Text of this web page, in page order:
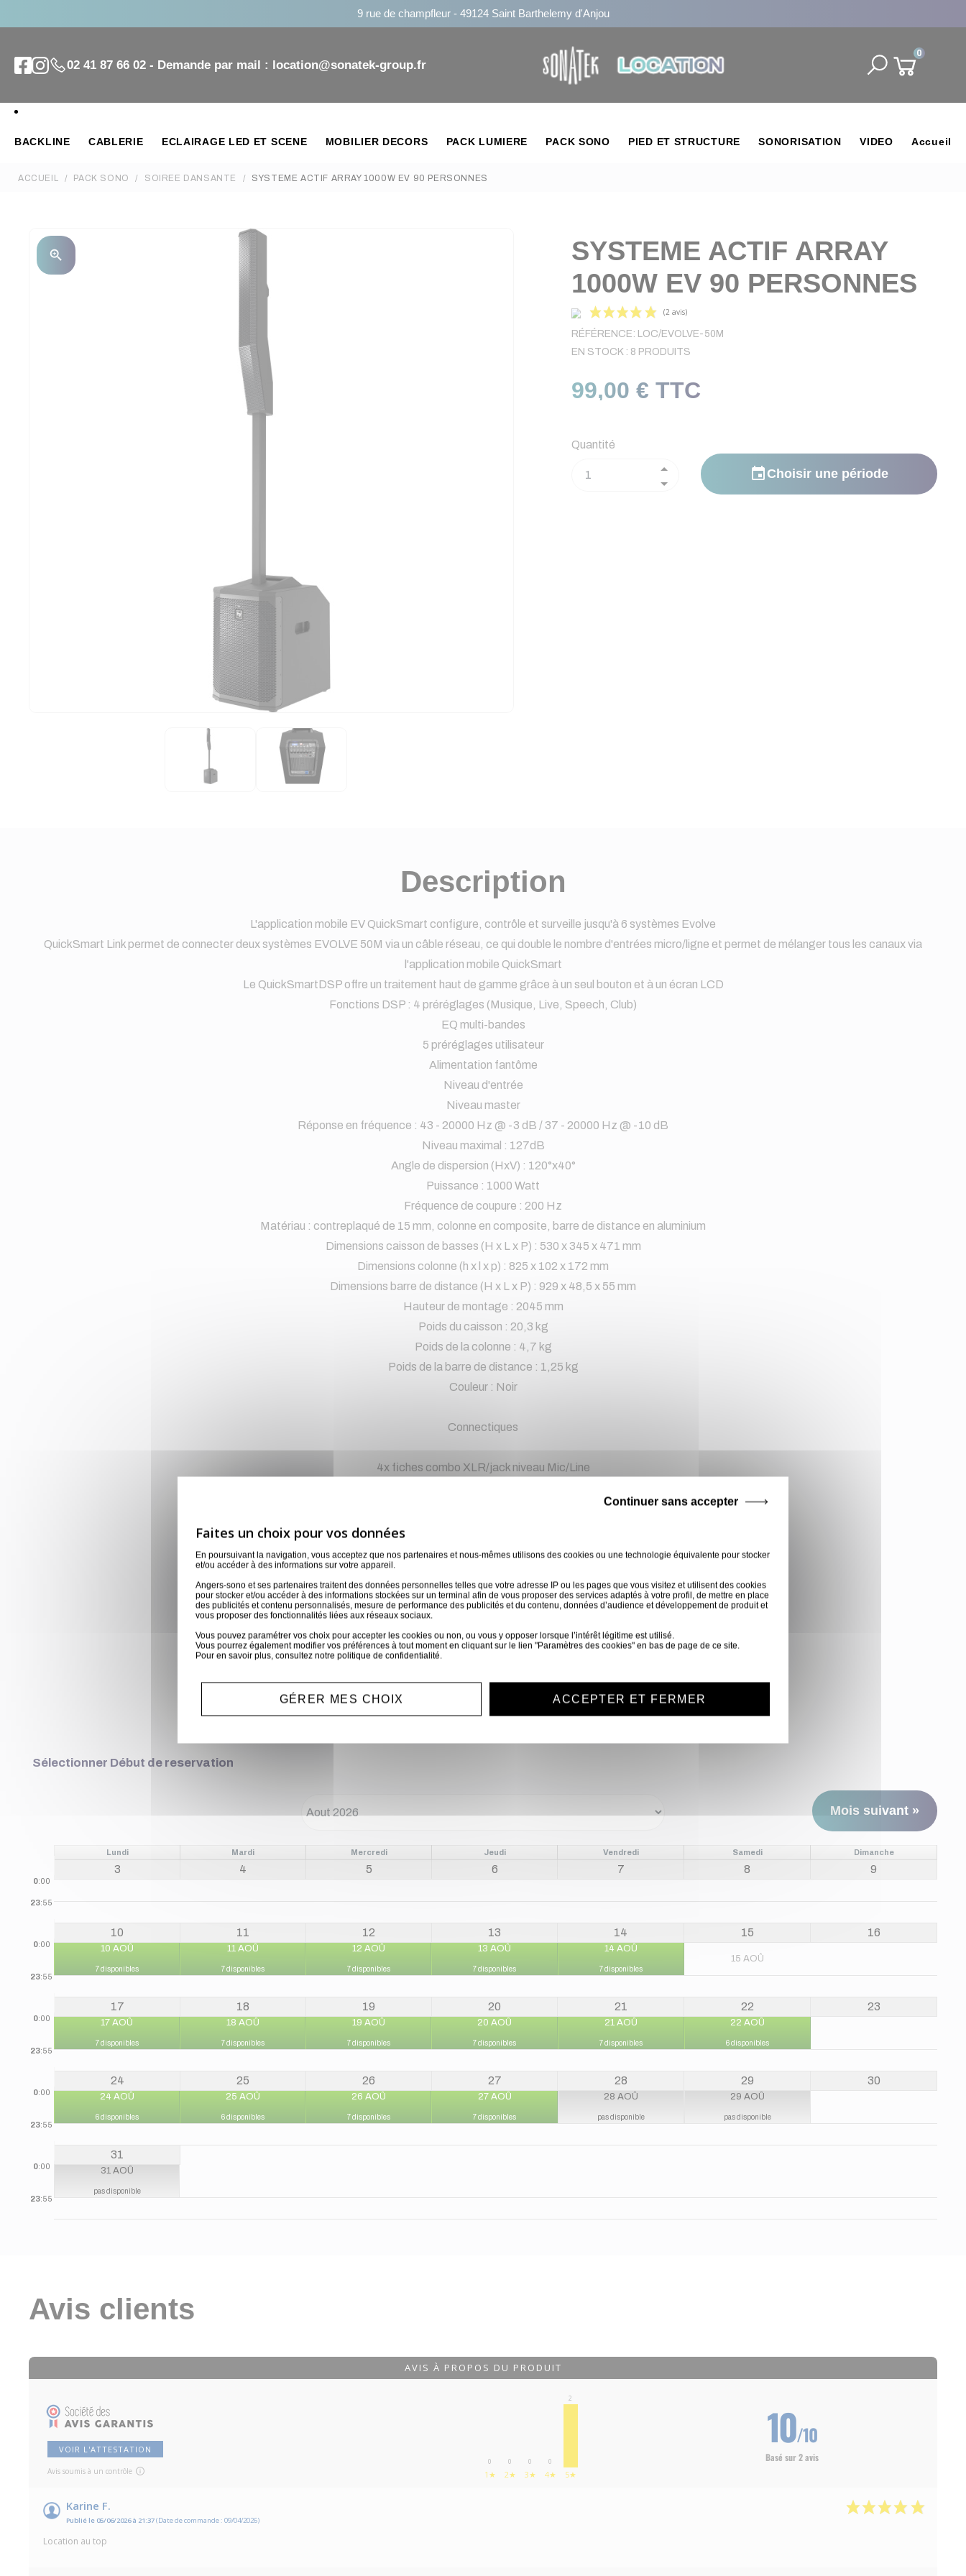
9 rue de champfleur - 49124 Saint Barthelemy d'Anjou
02 41 87 66 02 - Demande par mail : location@sonatek-group.fr
0
BACKLINE CABLERIE ECLAIRAGE LED ET SCENE MOBILIER DECORS PACK LUMIERE PACK SONO PIED ET STRUCTURE SONORISATION VIDEO Accueil
ACCUEIL PACK SONO SOIREE DANSANTE SYSTEME ACTIF ARRAY 1000W EV 90 PERSONNES
zoom_in
SYSTEME ACTIF ARRAY
1000W EV 90 PERSONNES
RÉFÉRENCE:
LOC/EVOLVE-50M
EN STOCK : 8 PRODUITS
99,00 € TTC
Quantité
eventChoisir une période
Description
L'application mobile EV QuickSmart configure, contrôle et surveille jusqu'à 6 systèmes Evolve
QuickSmart Link permet de connecter deux systèmes EVOLVE 50M via un câble réseau, ce qui double le nombre d'entrées micro/ligne et permet de mélanger tous les canaux via
l'application mobile QuickSmart
Le QuickSmartDSP offre un traitement haut de gamme grâce à un seul bouton et à un écran LCD
Fonctions DSP : 4 préréglages (Musique, Live, Speech, Club)
EQ multi-bandes
5 préréglages utilisateur
Alimentation fantôme
Niveau d'entrée
Niveau master
Réponse en fréquence : 43 - 20000 Hz @ -3 dB / 37 - 20000 Hz @ -10 dB
Niveau maximal : 127dB
Angle de dispersion (HxV) : 120°x40°
Puissance : 1000 Watt
Fréquence de coupure : 200 Hz
Matériau : contreplaqué de 15 mm, colonne en composite, barre de distance en aluminium
Dimensions caisson de basses (H x L x P) : 530 x 345 x 471 mm
Dimensions colonne (h x l x p) : 825 x 102 x 172 mm
Dimensions barre de distance (H x L x P) : 929 x 48,5 x 55 mm
Hauteur de montage : 2045 mm
Poids du caisson : 20,3 kg
Poids de la colonne : 4,7 kg
Poids de la barre de distance : 1,25 kg
Couleur : Noir
Connectiques
4x fiches combo XLR/jack niveau Mic/Line
1x instrument jack 6,3 mm
Sorties :
1x XLR Mix
Réservation
Sélectionner Début de reservation
Mois suivant »
Lundi Mardi Mercredi Jeudi Vendredi Samedi Dimanche
3 4 5 6 7 8 9
0:00
23:55
10 11 12 13 14 15 16
0:00 10 AOÛ
7 disponibles
11 AOÛ
7 disponibles
12 AOÛ
7 disponibles
13 AOÛ
7 disponibles
14 AOÛ
7 disponibles
15 AOÛ
23:55
17 18 19 20 21 22 23
0:00 17 AOÛ
7 disponibles
18 AOÛ
7 disponibles
19 AOÛ
7 disponibles
20 AOÛ
7 disponibles
21 AOÛ
7 disponibles
22 AOÛ
6 disponibles
23:55
24 25 26 27 28 29 30
0:00 24 AOÛ
6 disponibles
25 AOÛ
6 disponibles
26 AOÛ
7 disponibles
27 AOÛ
7 disponibles
28 AOÛ
pas disponible
29 AOÛ
pas disponible
23:55
31
0:00 31 AOÛ
pas disponible
23:55
Avis clients
AVIS À PROPOS DU PRODUIT
VOIR L'ATTESTATION
Avis soumis à un contrôle
0
1★
0
2★
0
3★
0
4★
2
5★
10/10
Basé sur 2 avis
Karine F.
Publié le 05/06/2026 à 21:37(Date de commande : 09/04/2026)
Location au top
En poursuivant la navigation, vous acceptez que nos partenaires et nous-mêmes utilisons des cookies ou une technologie équivalente pour stocker
et/ou accéder à des informations sur votre appareil.
Angers-sono et ses partenaires traitent des données personnelles telles que votre adresse IP ou les pages que vous visitez et utilisent des cookies
pour stocker et/ou accéder à des informations stockées sur un terminal afin de vous proposer des services adaptés à votre profil, de mettre en place
des publicités et contenu personnalisés, mesure de performance des publicités et du contenu, données d’audience et développement de produit et
vous proposer des fonctionnalités liées aux réseaux sociaux.
Vous pouvez paramétrer vos choix pour accepter les cookies ou non, ou vous y opposer lorsque l’intérêt légitime est utilisé.
Vous pourrez également modifier vos préférences à tout moment en cliquant sur le lien "Paramètres des cookies" en bas de page de ce site.
Pour en savoir plus, consultez notre politique de confidentialité.
Continuer sans accepter
GÉRER MES CHOIX ACCEPTER ET FERMER